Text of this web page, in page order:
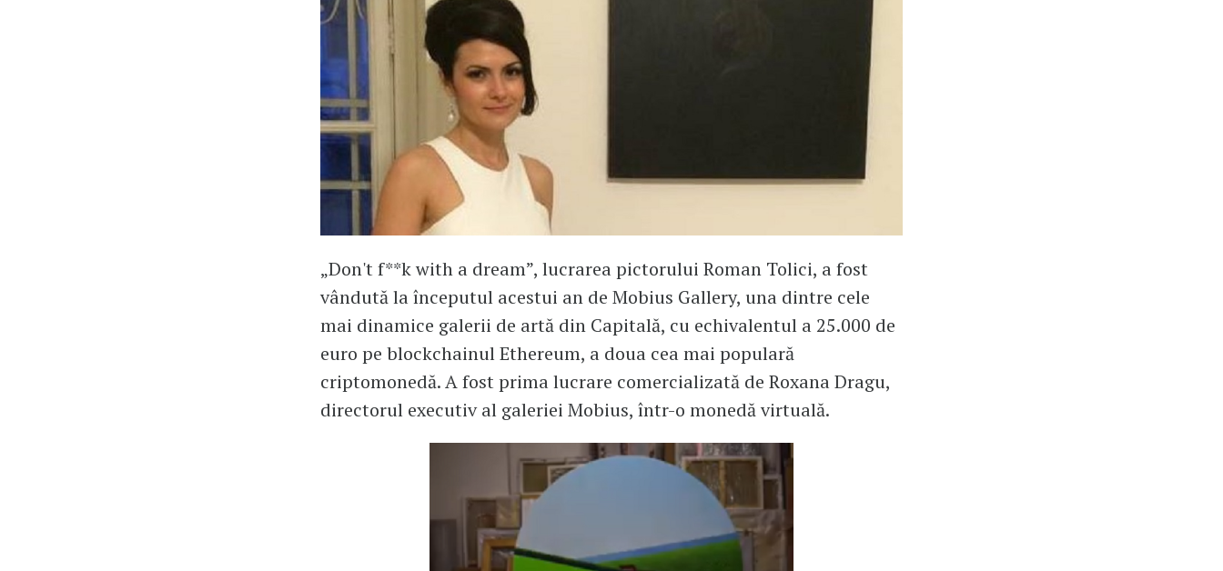
„Don't f**k with a dream”, lucrarea pictorului Roman Tolici, a fost
vândută la începutul acestui an de Mobius Gallery, una dintre cele
mai dinamice galerii de artă din Capitală, cu echivalentul a 25.000 de
euro pe blockchainul Ethereum, a doua cea mai populară
criptomonedă. A fost prima lucrare comercializată de Roxana Dragu,
directorul executiv al galeriei Mobius, într-o monedă virtuală.